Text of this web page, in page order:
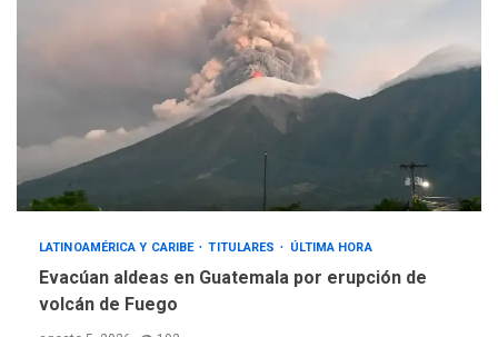
LATINOAMÉRICA Y CARIBE TITULARES ÚLTIMA HORA
Evacúan aldeas en Guatemala por erupción de
volcán de Fuego